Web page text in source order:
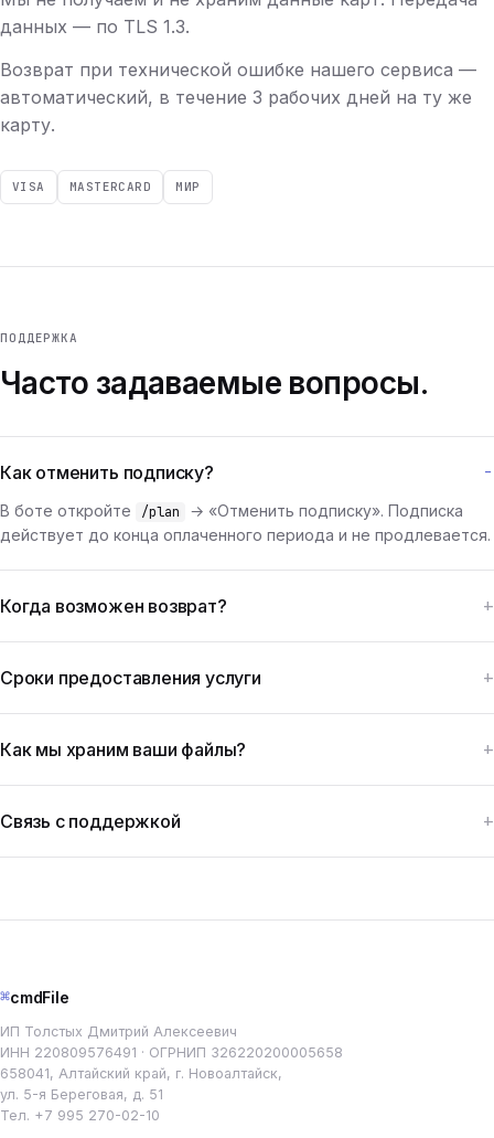
данных — по TLS 1.3.
Возврат при технической ошибке нашего сервиса —
автоматический, в течение 3 рабочих дней на ту же
карту.
VISA MASTERCARD МИР
ПОДДЕРЖКА
Часто задаваемые вопросы.
Как отменить подписку?
В боте откройте /plan
→ «Отменить подписку». Подписка
действует до конца оплаченного периода и не продлевается.
Когда возможен возврат?
Сроки предоставления услуги
Как мы храним ваши файлы?
Связь с поддержкой
⌘cmdFile
ИП Толстых Дмитрий Алексеевич
ИНН 220809576491 · ОГРНИП 326220200005658
658041, Алтайский край, г. Новоалтайск,
ул. 5-я Береговая, д. 51
Тел. +7 995 270-02-10